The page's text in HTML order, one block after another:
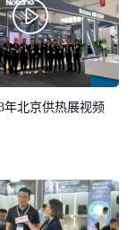
年北京供热展视频